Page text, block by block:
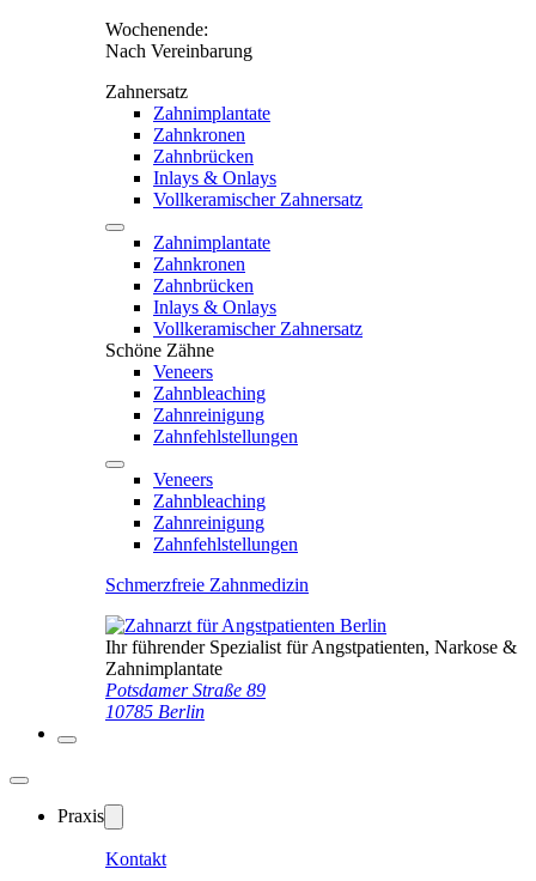
Wochenende:
Nach Vereinbarung
Zahnersatz
Zahnimplantate
Zahnkronen
Zahnbrücken
Inlays & Onlays
Vollkeramischer Zahnersatz
Zahnimplantate
Zahnkronen
Zahnbrücken
Inlays & Onlays
Vollkeramischer Zahnersatz
Schöne Zähne
Veneers
Zahnbleaching
Zahnreinigung
Zahnfehlstellungen
Veneers
Zahnbleaching
Zahnreinigung
Zahnfehlstellungen
Schmerzfreie Zahnmedizin
Ihr führender Spezialist für Angstpatienten, Narkose &
Zahnimplantate
Potsdamer Straße 89
10785 Berlin
Praxis
Kontakt